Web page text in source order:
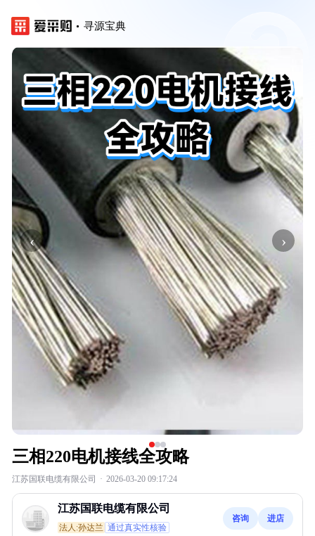
寻源宝典
‹ ›
三相220电机接线全攻略
江苏国联电缆有限公司 · 2026-03-20 09:17:24
江苏国联电缆有限公司
法人:孙达兰 通过真实性核验
咨询 进店